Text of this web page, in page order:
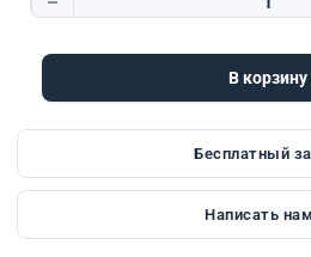
Количество товара Renaissance 7 |
В корзину
Бесплатный
Написать